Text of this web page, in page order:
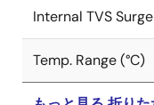
Internal TVS
Temp. Range (°C)